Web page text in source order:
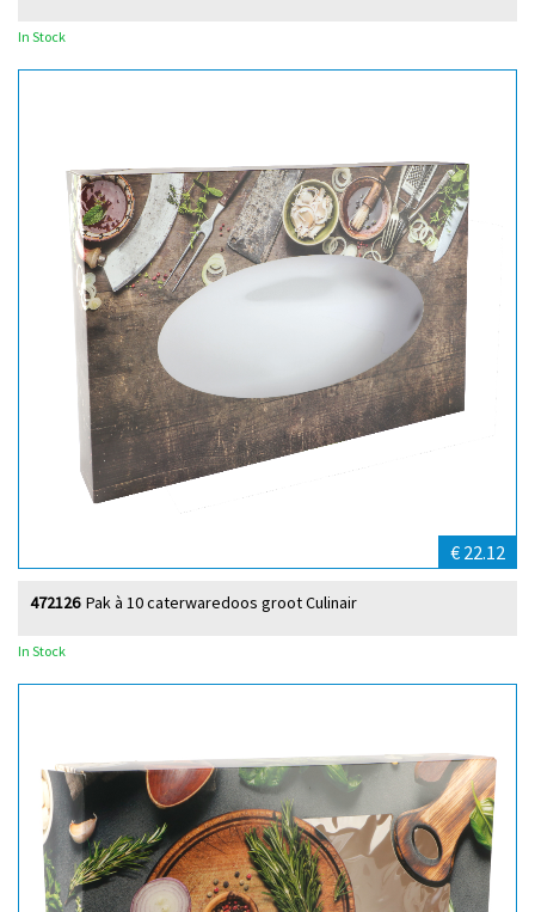
In Stock
€ 22.12
Pak à 10 caterwaredoos groot Culinair
472126
In Stock